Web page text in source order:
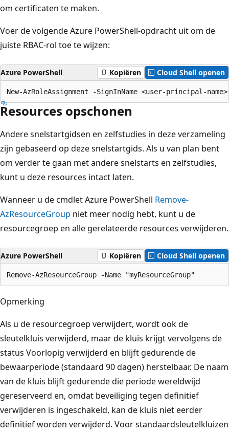
om certificaten te maken.
Voer de volgende Azure PowerShell-opdracht uit om de
juiste RBAC-rol toe te wijzen:
Azure PowerShell Kopiëren Cloud Shell openen
Resources opschonen
Andere snelstartgidsen en zelfstudies in deze verzameling
zijn gebaseerd op deze snelstartgids. Als u van plan bent
om verder te gaan met andere snelstarts en zelfstudies,
kunt u deze resources intact laten.
Wanneer u de cmdlet Azure PowerShell Remove-
AzResourceGroup niet meer nodig hebt, kunt u de
resourcegroep en alle gerelateerde resources verwijderen.
Azure PowerShell Kopiëren Cloud Shell openen
Opmerking
Als u de resourcegroep verwijdert, wordt ook de
sleutelkluis verwijderd, maar de kluis krijgt vervolgens de
status Voorlopig verwijderd en blijft gedurende de
bewaarperiode (standaard 90 dagen) herstelbaar. De naam
van de kluis blijft gedurende die periode wereldwijd
gereserveerd en, omdat beveiliging tegen definitief
verwijderen is ingeschakeld, kan de kluis niet eerder
definitief worden verwijderd. Voor standaardsleutelkluizen